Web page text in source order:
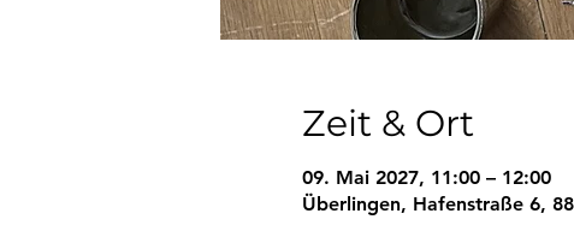
Zeit & Ort
09. Mai 2027, 11:00 – 12:00
Überlingen, Hafenstraße 6,